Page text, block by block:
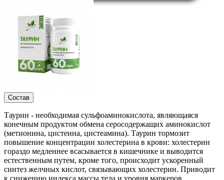
Состав
Таурин - необходимая сульфоаминокислота, являющаяся
конечным продуктом обмена серосодержащих аминокислот
(метионина, цистеина, цистеамина). Таурин тормозит
повышение концентрации холестерина в крови: холестерин
гораздо медленнее всасывается в кишечнике и выводится
естественным путем, кроме того, происходит ускоренный
синтез желчных кислот, связывающих холестерин. Приводит
к снижению индекса массы тела и уровня маркеров